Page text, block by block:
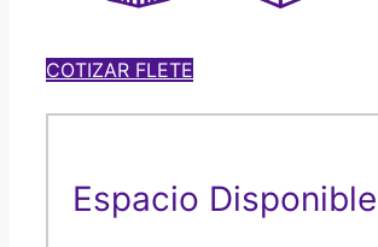
COTIZAR FLETE
Espacio Disponible